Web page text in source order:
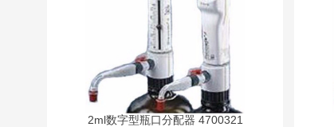
2ml数字型瓶口分配器 4700321